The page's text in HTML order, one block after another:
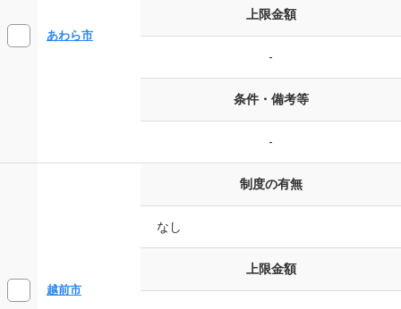
あわら市
上限金額
-
条件・備考等
-
越前市
制度の有無
なし
上限金額